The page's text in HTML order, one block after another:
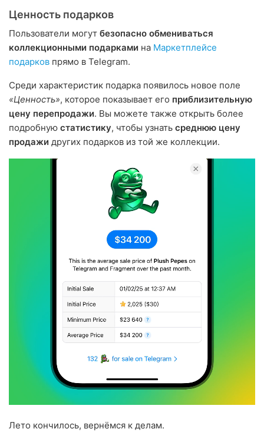
Ценность подарков
Пользователи могут безопасно обмениваться
коллекционными подарками на Маркетплейсе
подарков прямо в Telegram.
Среди характеристик подарка появилось новое поле
«Ценность», которое показывает его приблизительную
цену перепродажи. Вы можете также открыть более
подробную статистику, чтобы узнать среднюю цену
продажи других подарков из той же коллекции.
Лето кончилось, вернёмся к делам.